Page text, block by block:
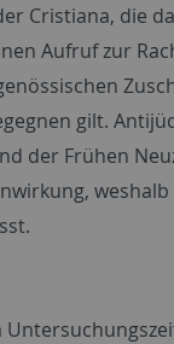
Cristiana, die
Aufruf zur
gilt.
der Frühen